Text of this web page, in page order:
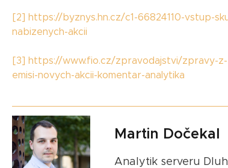
[2]
https://byznys.hn.cz/c1-66824110-vstup-
nabizenych-akcii
[3]
https://www.fio.cz/zpravodajstvi/zpravy-
emisi-novych-akcii-komentar-analytika
Martin Dočekal
Analytik serveru